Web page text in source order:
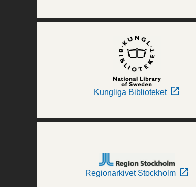
Kungliga Biblioteket
Regionarkivet Stockholm